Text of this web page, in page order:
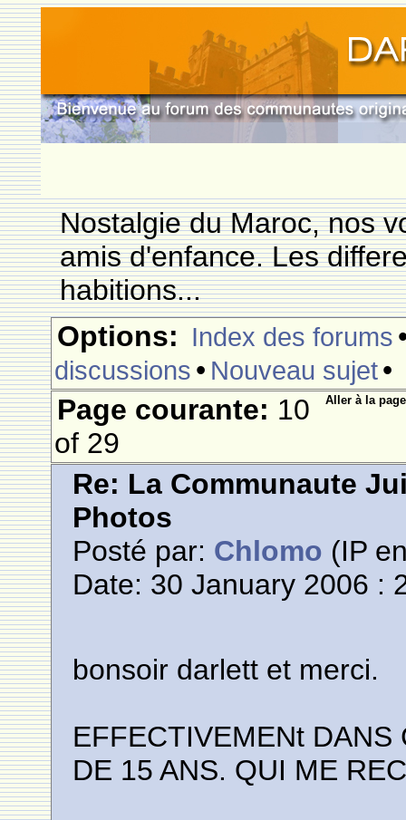
Nostalgie du Maroc, nos
amis d'enfance. Les
habitions...
Options: Index des forums
discussions • Nouveau sujet•
Aller à la
Page courante: 10
of 29
Re: La Communaute
Photos
Posté par: Chlomo (IP
Date: 30 January 2006 :
bonsoir darlett et merci.
EFFECTIVEMENt DANS
DE 15 ANS. QUI ME